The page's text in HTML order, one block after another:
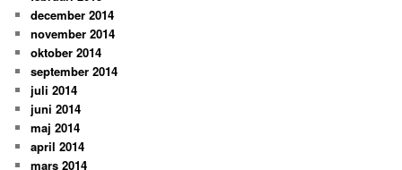
december 2014
november 2014
oktober 2014
september 2014
juli 2014
juni 2014
maj 2014
april 2014
mars 2014